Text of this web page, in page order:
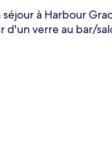
à Harbour
verre au bar/